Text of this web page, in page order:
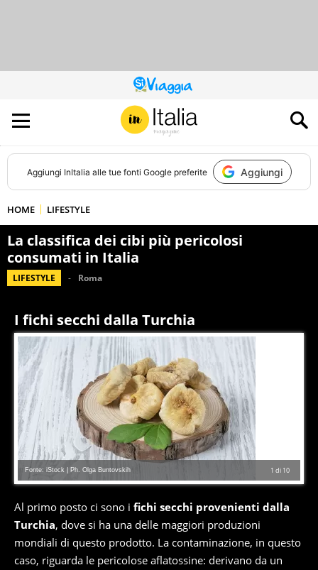
QUESTO
SITO
CONTRIBUISCE
ALL’AUDIENCE
DI
Aggiungi InItalia alle tue fonti Google preferite Aggiungi
HOME LIFESTYLE
La classifica dei cibi più pericolosi
consumati in Italia
LIFESTYLE Roma
I fichi secchi dalla Turchia
1 di 10
Fonte: iStock | Ph. Olga Buntovskih
Al primo posto ci sono i fichi secchi provenienti dalla
Turchia, dove si ha una delle maggiori produzioni
mondiali di questo prodotto. La contaminazione, in questo
caso, riguarda le pericolose aflatossine: derivano da un